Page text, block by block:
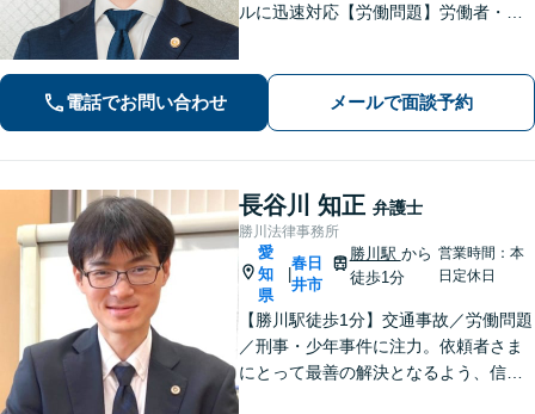
ルに迅速対応【労働問題】労働者・使
日・夜間面談可】【電話・ビデオ面談
電話でお問い合わせ メールで面談予約
長谷川 知正 弁護士
勝川法律事務所
愛
知
県
春日
井市
勝川駅 から
徒歩1分
営業時間：本
日定休日
【勝川駅徒歩1分】交通事故／労働問題
／刑事・少年事件に注力。依頼者さま
にとって最善の解決となるよう、信頼